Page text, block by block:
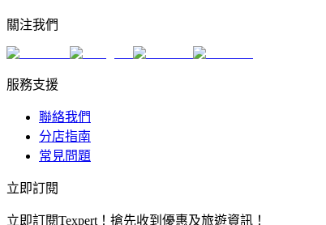
關注我們
服務支援
聯絡我們
分店指南
常見問題
立即訂閱
立即訂閱Texpert！搶先收到優惠及旅遊資訊！